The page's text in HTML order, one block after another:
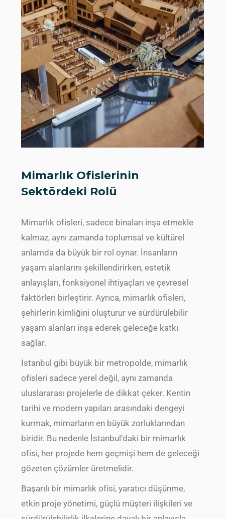
Mimarlık Ofislerinin
Sektördeki Rolü
Mimarlık ofisleri, sadece binaları inşa etmekle
kalmaz, aynı zamanda toplumsal ve kültürel
anlamda da büyük bir rol oynar. İnsanların
yaşam alanlarını şekillendirirken, estetik
anlayışları, fonksiyonel ihtiyaçları ve çevresel
faktörleri birleştirir. Ayrıca, mimarlık ofisleri,
şehirlerin kimliğini oluşturur ve sürdürülebilir
yaşam alanları inşa ederek geleceğe katkı
sağlar.
İstanbul gibi büyük bir metropolde, mimarlık
ofisleri sadece yerel değil, aynı zamanda
uluslararası projelerle de dikkat çeker. Kentin
tarihi ve modern yapıları arasındaki dengeyi
kurmak, mimarların en büyük zorluklarından
biridir. Bu nedenle İstanbul’daki bir mimarlık
ofisi, her projede hem geçmişi hem de geleceği
gözeten çözümler üretmelidir.
Başarılı bir mimarlık ofisi, yaratıcı düşünme,
etkin proje yönetimi, güçlü müşteri ilişkileri ve